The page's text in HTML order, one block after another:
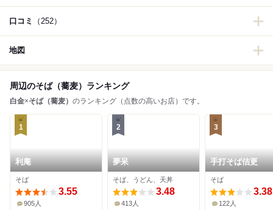
口コミ （252）
地図
周辺のそば（蕎麦）ランキング
白金×そば（蕎麦） のランキング（点数の高いお店）です。
1
利庵
そば
3.55
905人
2
夢呆
そば、うどん、天丼
3.48
413人
3
手打そば佶更
そば
3.38
122人